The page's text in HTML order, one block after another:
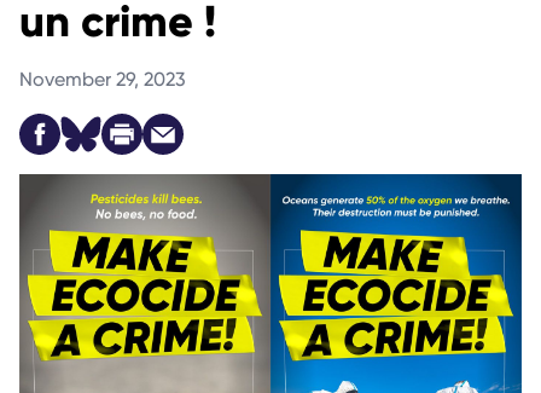
un crime !
November 29, 2023